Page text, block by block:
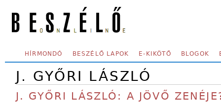
SECONDARY MENU
HÍRMONDÓ BESZÉLŐ LAPOK E-KIKÖTŐ BLOGOK
J. GYŐRI LÁSZLÓ
J. GYŐRI LÁSZLÓ: A JÖVŐ